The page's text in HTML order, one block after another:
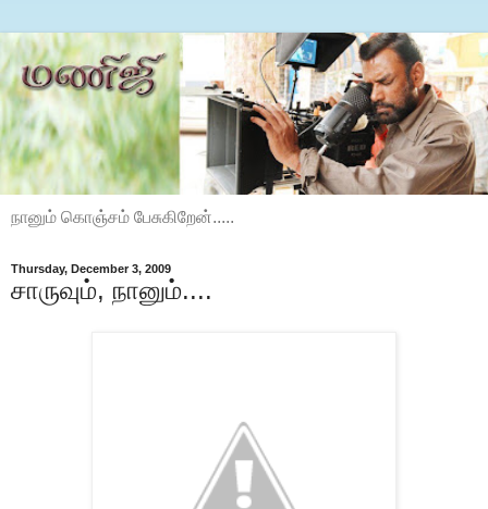
நானும் கொஞ்சம் பேசுகிறேன்.....
Thursday, December 3, 2009
சாருவும், நானும்....